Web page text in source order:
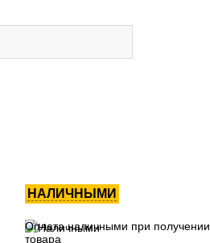
НАЛИЧНЫМИ
Оплата наличными при получении
товара